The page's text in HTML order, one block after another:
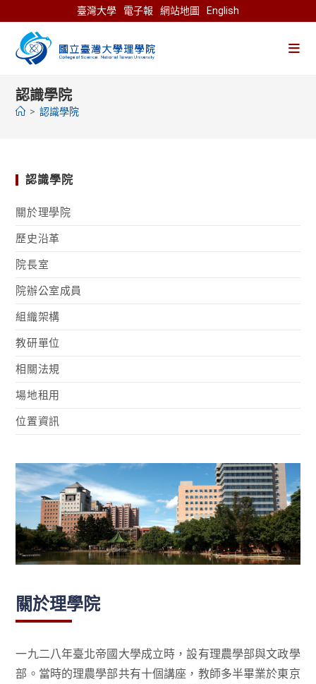
to
content
臺灣大學 電子報 網站地圖 English
認識學院
> 認識學院
認識學院
關於理學院
歷史沿革
院長室
院辦公室成員
組織架構
教研單位
相關法規
場地租用
位置資訊
關於理學院
一九二八年臺北帝國大學成立時，設有理農學部與文政學
部。當時的理農學部共有十個講座，教師多半畢業於東京